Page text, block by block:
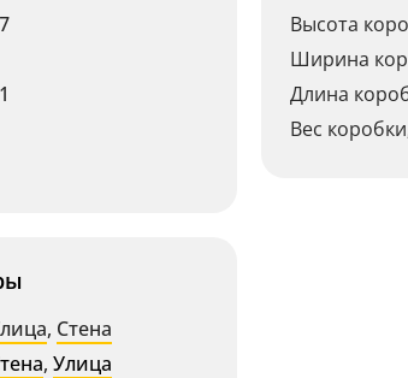
Высота
Ширина
Длина
Вес
, Стена
, Улица